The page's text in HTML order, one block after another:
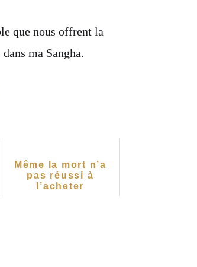
que nous offrent la
ma Sangha.
Même la mort n’a
pas réussi à
l’acheter